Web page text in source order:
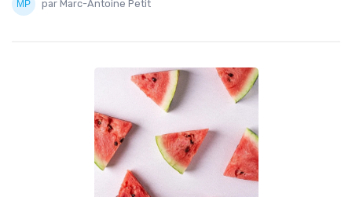
par Marc-Antoine Petit